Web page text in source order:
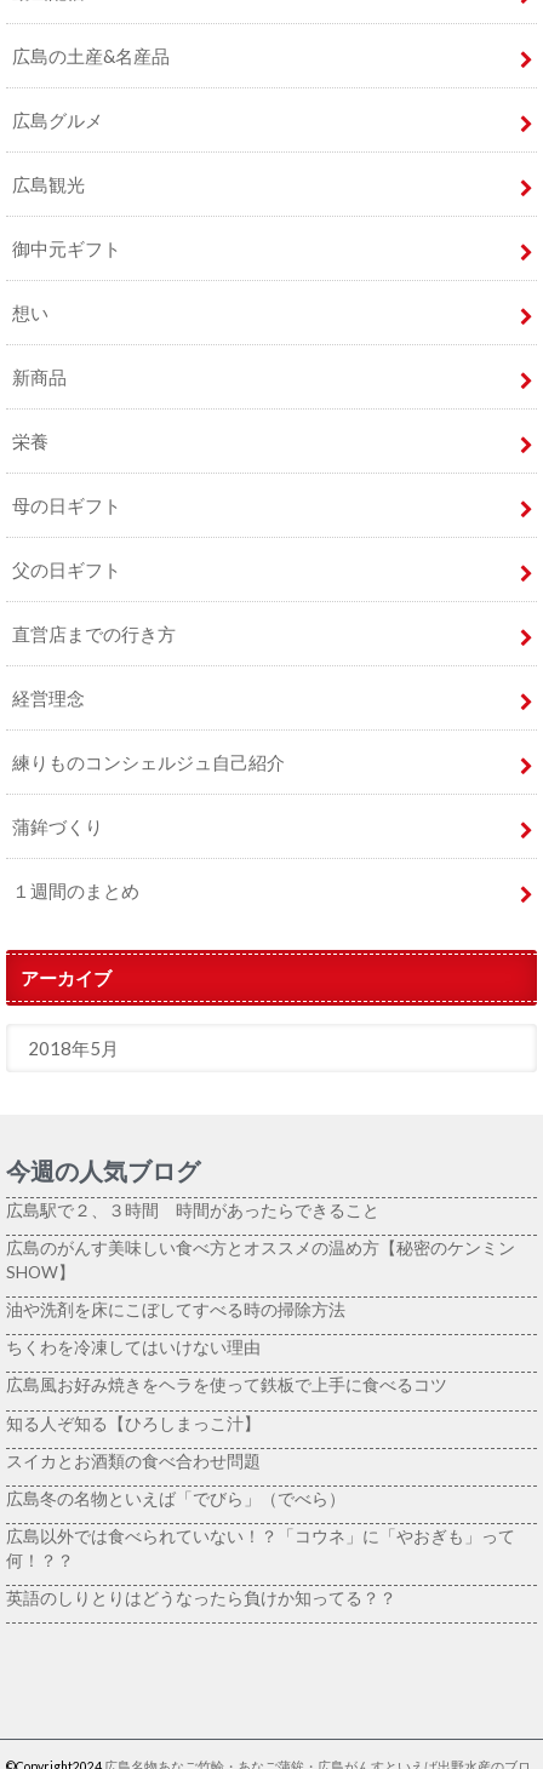
広島の土産&名産品
広島グルメ
広島観光
御中元ギフト
想い
新商品
栄養
母の日ギフト
父の日ギフト
直営店までの行き方
経営理念
練りものコンシェルジュ自己紹介
蒲鉾づくり
１週間のまとめ
アーカイブ
今週の人気ブログ
広島駅で２、３時間 時間があったらできること
広島のがんす美味しい食べ方とオススメの温め方【秘密のケンミン
SHOW】
油や洗剤を床にこぼしてすべる時の掃除方法
ちくわを冷凍してはいけない理由
広島風お好み焼きをヘラを使って鉄板で上手に食べるコツ
知る人ぞ知る【ひろしまっこ汁】
スイカとお酒類の食べ合わせ問題
広島冬の名物といえば「でびら」（でべら）
広島以外では食べられていない！？「コウネ」に「やおぎも」って
何！？？
英語のしりとりはどうなったら負けか知ってる？？